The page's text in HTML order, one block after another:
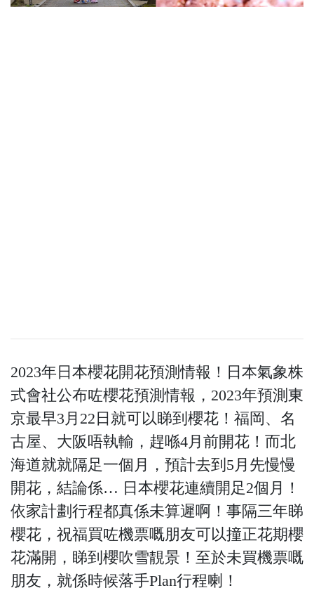
2023年日本櫻花開花預測情報！日本氣象株
式會社公布咗櫻花預測情報，2023年預測東
京最早3月22日就可以睇到櫻花！福岡、名
古屋、大阪唔執輸，趕喺4月前開花！而北
海道就就隔足一個月，預計去到5月先慢慢
開花，結論係… 日本櫻花連續開足2個月！
依家計劃行程都真係未算遲啊！事隔三年睇
櫻花，祝福買咗機票嘅朋友可以撞正花期櫻
花滿開，睇到櫻吹雪靚景！至於未買機票嘅
朋友，就係時候落手Plan行程喇！